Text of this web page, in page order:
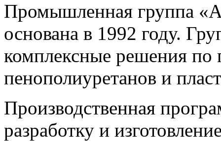
Промышленная группа
основана в 1992 году.
комплексные решения по
пенополиуретанов и
Производственная
разработку и